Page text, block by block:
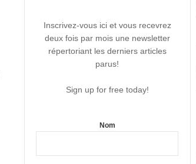
Inscrivez-vous ici et vous recevrez
deux fois par mois une newsletter
répertoriant les derniers articles
parus!
Sign up for free today!
Nom